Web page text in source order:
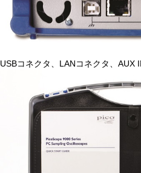
USBコネクタ、LANコネクタ、AUX